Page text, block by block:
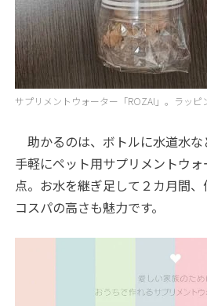
サプリメントウォーター「ROZAI」。ラッピ
助かるのは、ボトルに水道水
手軽にペット用サプリメントウ
点。お水を継ぎ足して２カ月間
コスパの高さも魅力です。